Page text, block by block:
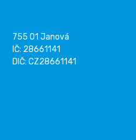
755 01 Janová
IČ: 28661141
DIČ: CZ28661141